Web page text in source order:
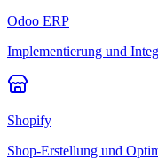
Odoo ERP
Implementierung und
Shopify
Shop-Erstellung und